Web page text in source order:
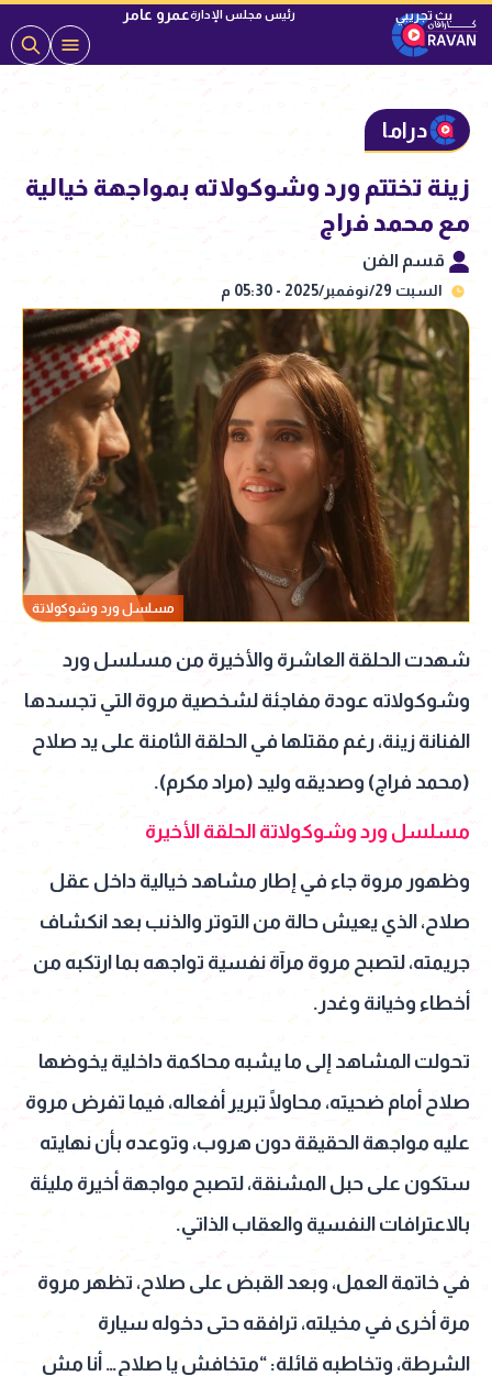
رئيس مجلس الإدارةعمرو عامر
دراما
زينة تختتم ورد وشوكولاته بمواجهة خيالية
مع محمد فراج
قسم الفن
السبت 29/نوفمبر/2025 - 05:30 م
مسلسل ورد وشوكولاتة
شهدت الحلقة العاشرة والأخيرة من مسلسل ورد
وشوكولاته عودة مفاجئة لشخصية مروة التي تجسدها
الفنانة زينة، رغم مقتلها في الحلقة الثامنة على يد صلاح
(محمد فراج) وصديقه وليد (مراد مكرم).
مسلسل ورد وشوكولاتة الحلقة الأخيرة
وظهور مروة جاء في إطار مشاهد خيالية داخل عقل
صلاح، الذي يعيش حالة من التوتر والذنب بعد انكشاف
جريمته، لتصبح مروة مرآة نفسية تواجهه بما ارتكبه من
أخطاء وخيانة وغدر.
تحولت المشاهد إلى ما يشبه محاكمة داخلية يخوضها
صلاح أمام ضحيته، محاولًا تبرير أفعاله، فيما تفرض مروة
عليه مواجهة الحقيقة دون هروب، وتوعده بأن نهايته
ستكون على حبل المشنقة، لتصبح مواجهة أخيرة مليئة
بالاعترافات النفسية والعقاب الذاتي.
في خاتمة العمل، وبعد القبض على صلاح، تظهر مروة
مرة أخرى في مخيلته، ترافقه حتى دخوله سيارة
الشرطة، وتخاطبه قائلة: “متخافش يا صلاح… أنا مش